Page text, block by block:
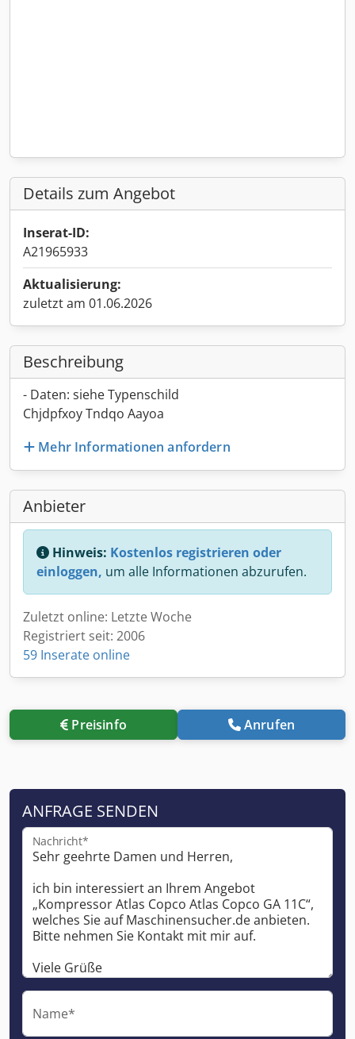
Details zum Angebot
Inserat-ID:
A21965933
Aktualisierung:
zuletzt am 01.06.2026
Beschreibung
- Daten: siehe Typenschild
Chjdpfxoy Tndqo Aayoa
Mehr Informationen anfordern
Anbieter
Hinweis: Kostenlos registrieren oder
einloggen, um alle Informationen abzurufen.
Zuletzt online: Letzte Woche
Registriert seit: 2006
59 Inserate online
Preisinfo Anrufen
ANFRAGE SENDEN
Nachricht*
Name*